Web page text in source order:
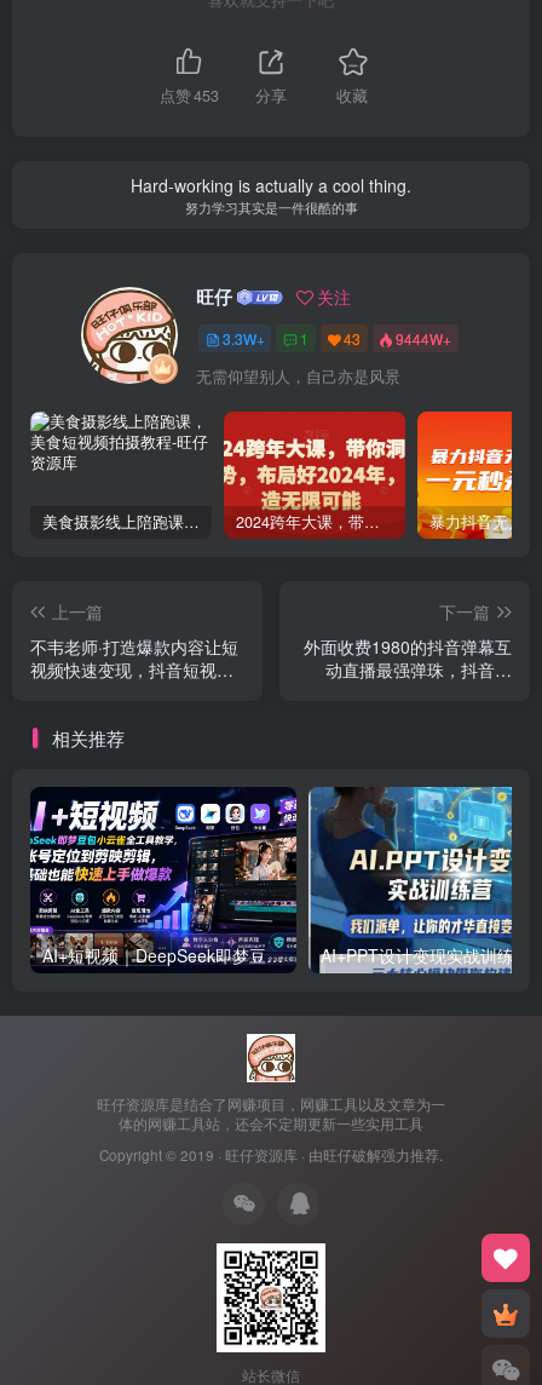
点赞453 分享 收藏
Hard-working is actually a cool thing.
努力学习其实是一件很酷的事
旺仔 关注
3.3W+ 1 43 9444W+
无需仰望别人，自己亦是风景
美食摄影线上陪跑课，美食短视频拍摄教程 2024跨年大课，​带你洞察趋势，布局好2024年，创造无限可能
上一篇
不韦老师·打造爆款内容让短
视频快速变现，抖音短视频
下一篇
外面收费1980的抖音弹幕互
动直播最强弹珠，抖音报
相关推荐
AI+短视频｜DeepSeek即梦豆包小云雀全工具教学，从账号定位到剪映剪辑，零基础也能快速上手做爆款
旺仔资源库是结合了网赚项目，网赚工具以及文章为一
体的网赚工具站，还会不定期更新一些实用工具
Copyright © 2019 · 旺仔资源库 · 由旺仔破解强力推荐.
站长微信